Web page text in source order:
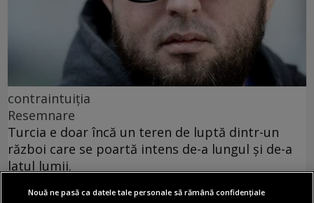
contraintuiția
Resemnare
Turcia e doar încă un teren de luptă dintr-un
război care se poartă intens de-a lungul și de-a
latul lumii.
Nouă ne pasă ca datele tale personale să rămână confidențiale